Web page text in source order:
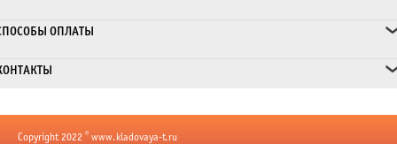
ОПЛАТЫ
Copyright 2022 © www.kladovaya-t.ru